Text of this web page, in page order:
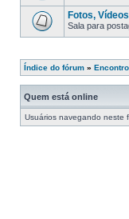
Fotos,
Sala para
Índice do fórum »
Quem está online
Usuários navegando neste